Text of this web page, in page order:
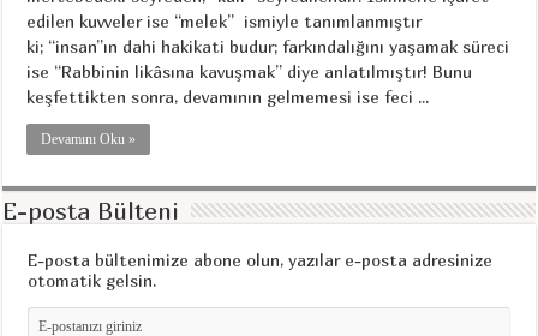
edilen kuvveler ise “melek” ismiyle tanımlanmıştır
ki; “insan”ın dahi hakikati budur; farkındalığını yaşamak süreci
ise “Rabbinin likâsına kavuşmak” diye anlatılmıştır! Bunu
keşfettikten sonra, devamının gelmemesi ise feci ...
Devamını Oku »
E-posta Bülteni
E-posta bültenimize abone olun, yazılar e-posta adresinize
otomatik gelsin.